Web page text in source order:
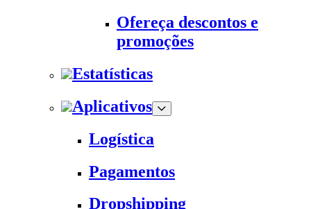
Ofereça descontos e
promoções
Estatísticas
Aplicativos
Logística
Pagamentos
Dropshipping